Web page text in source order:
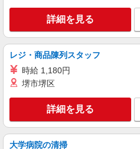
月給 310,000
期間3ヵ月（雇用
阜県恵那市武並町
株式会社ＭＯＤＥ
組立・軽作業ス
時給1500円
詳細を見る
レジ・商品陳列スタッフ
時給 1,180円
堺市堺区
詳細を見る
大学病院の清掃